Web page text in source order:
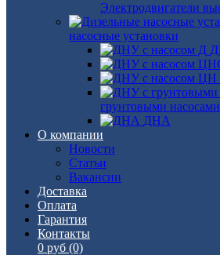
Электродвигатели
насосные установки
грунтовыми насосами
ДНА
О компании
Новости
Статьи
Вакансии
Доставка
Оплата
Гарантия
Контакты
0 руб (0)